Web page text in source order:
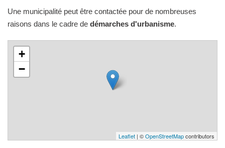
Une municipalité peut être contactée pour de nombreuses
raisons dans le cadre de démarches d'urbanisme.
+
−
Leaflet | ©OpenStreetMapcontributors